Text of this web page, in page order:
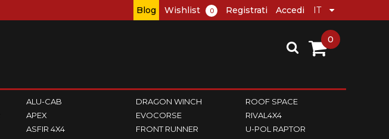
Blog Wishlist 0 Registrati Accedi
ALU-CAB
APEX
ASFIR 4X4
DRAGON WINCH
EVOCORSE
FRONT RUNNER
ROOF SPACE
RIVAL4X4
U-POL RAPTOR
0